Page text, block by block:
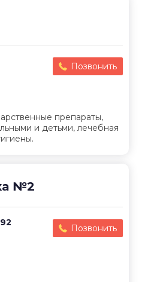
Позвонить
препараты,
и детьми, лечебная
№2
Позвонить